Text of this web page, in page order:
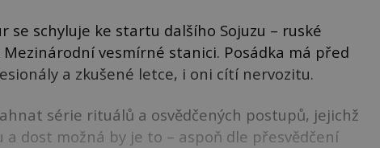
se schyluje ke startu dalšího Sojuzu – ruské
vesmírné stanici. Posádka má před
a zkušené letce, i oni cítí nervozitu.
série rituálů a osvědčených postupů, jejichž
dost možná by je to – aspoň dle přesvědčení